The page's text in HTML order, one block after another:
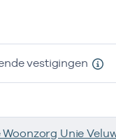
vestigingen
Unie